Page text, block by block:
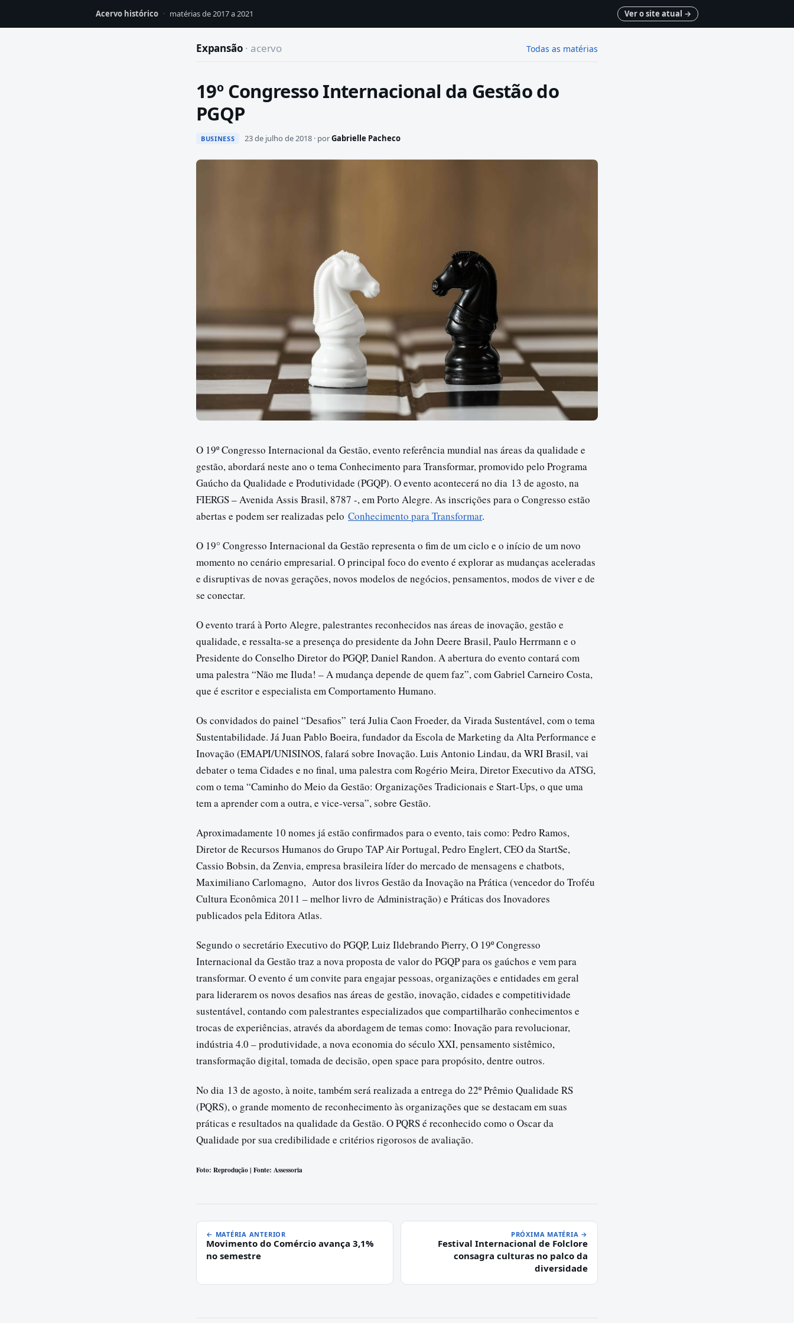
Acervo histórico · matérias de 2017 a 2021 Ver o site atual →
Expansão · acervo Todas as matérias
19º Congresso Internacional da Gestão do
PGQP
BUSINESS 23 de julho de 2018 · porGabrielle Pacheco
O 19º Congresso Internacional da Gestão, evento referência mundial nas áreas da qualidade e
gestão, abordará neste ano o tema Conhecimento para Transformar, promovido pelo Programa
Gaúcho da Qualidade e Produtividade (PGQP). O evento acontecerá no dia 13 de agosto, na
FIERGS – Avenida Assis Brasil, 8787 -, em Porto Alegre. As inscrições para o Congresso estão
abertas e podem ser realizadas pelo Conhecimento para Transformar.
O 19° Congresso Internacional da Gestão representa o fim de um ciclo e o início de um novo
momento no cenário empresarial. O principal foco do evento é explorar as mudanças aceleradas
e disruptivas de novas gerações, novos modelos de negócios, pensamentos, modos de viver e de
se conectar.
O evento trará à Porto Alegre, palestrantes reconhecidos nas áreas de inovação, gestão e
qualidade, e ressalta-se a presença do presidente da John Deere Brasil, Paulo Herrmann e o
Presidente do Conselho Diretor do PGQP, Daniel Randon. A abertura do evento contará com
uma palestra “Não me Iluda! – A mudança depende de quem faz”, com Gabriel Carneiro Costa,
que é escritor e especialista em Comportamento Humano.
Os convidados do painel “Desafios” terá Julia Caon Froeder, da Virada Sustentável, com o tema
Sustentabilidade. Já Juan Pablo Boeira, fundador da Escola de Marketing da Alta Performance e
Inovação (EMAPI/UNISINOS, falará sobre Inovação. Luis Antonio Lindau, da WRI Brasil, vai
debater o tema Cidades e no final, uma palestra com Rogério Meira, Diretor Executivo da ATSG,
com o tema “Caminho do Meio da Gestão: Organizações Tradicionais e Start-Ups, o que uma
tem a aprender com a outra, e vice-versa”, sobre Gestão.
Aproximadamente 10 nomes já estão confirmados para o evento, tais como: Pedro Ramos,
Diretor de Recursos Humanos do Grupo TAP Air Portugal, Pedro Englert, CEO da StartSe,
Cassio Bobsin, da Zenvia, empresa brasileira líder do mercado de mensagens e chatbots,
Maximiliano Carlomagno, Autor dos livros Gestão da Inovação na Prática (vencedor do Troféu
Cultura Econômica 2011 – melhor livro de Administração) e Práticas dos Inovadores
publicados pela Editora Atlas.
Segundo o secretário Executivo do PGQP, Luiz Ildebrando Pierry, O 19º Congresso
Internacional da Gestão traz a nova proposta de valor do PGQP para os gaúchos e vem para
transformar. O evento é um convite para engajar pessoas, organizações e entidades em geral
para liderarem os novos desafios nas áreas de gestão, inovação, cidades e competitividade
sustentável, contando com palestrantes especializados que compartilharão conhecimentos e
trocas de experiências, através da abordagem de temas como: Inovação para revolucionar,
indústria 4.0 – produtividade, a nova economia do século XXI, pensamento sistêmico,
transformação digital, tomada de decisão, open space para propósito, dentre outros.
No dia 13 de agosto, à noite, também será realizada a entrega do 22º Prêmio Qualidade RS
(PQRS), o grande momento de reconhecimento às organizações que se destacam em suas
práticas e resultados na qualidade da Gestão. O PQRS é reconhecido como o Oscar da
Qualidade por sua credibilidade e critérios rigorosos de avaliação.
Foto: Reprodução | Fonte: Assessoria
← MATÉRIA ANTERIOR
Movimento do Comércio avança 3,1%
no semestre
PRÓXIMA MATÉRIA →
Festival Internacional de Folclore
consagra culturas no palco da
diversidade